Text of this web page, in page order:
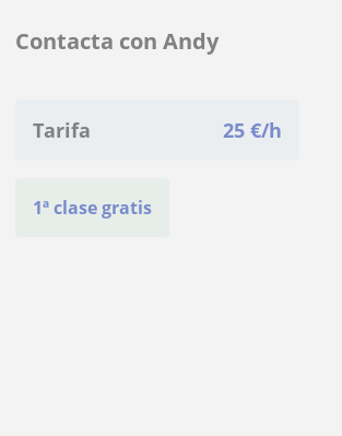
Contacta con Andy
Tarifa 25 €/h
1ª clase gratis